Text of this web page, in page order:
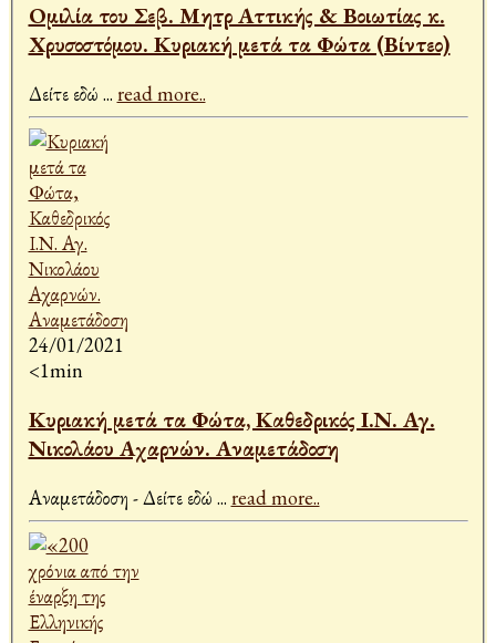
Ομιλία του Σεβ. Μητρ Αττικής & Βοιωτίας κ.
Χρυσοστόμου. Κυριακή μετά τα Φώτα (Βίντεο)
Δείτε εδώ ... read more..
24/01/2021
<1min
Κυριακή μετά τα Φώτα, Καθεδρικός Ι.Ν. Αγ.
Νικολάου Αχαρνών. Αναμετάδοση
Αναμετάδοση - Δείτε εδώ ... read more..